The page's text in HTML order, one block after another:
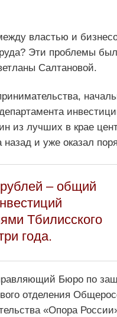
властью и
Эти проблемы
Салтановой.
из лучших в крае
назад и уже оказал
– общий
Тбилисского
года.
Бюро по
отделения
«Опора